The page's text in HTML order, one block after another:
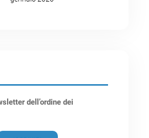
dell’ordine dei